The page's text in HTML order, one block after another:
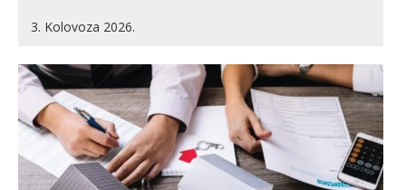
3. Kolovoza 2026.